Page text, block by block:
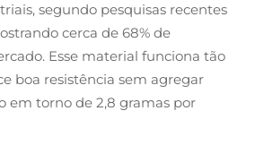
segundo pesquisas recentes
cerca de 68% de
Esse material funciona tão
boa resistência sem agregar
em torno de 2,8 gramas por